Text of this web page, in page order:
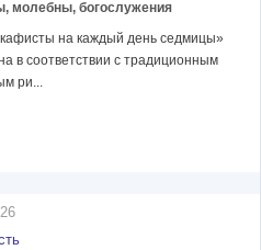
молебны, богослужения
на каждый день седмицы»
в соответствии с традиционным
ри...